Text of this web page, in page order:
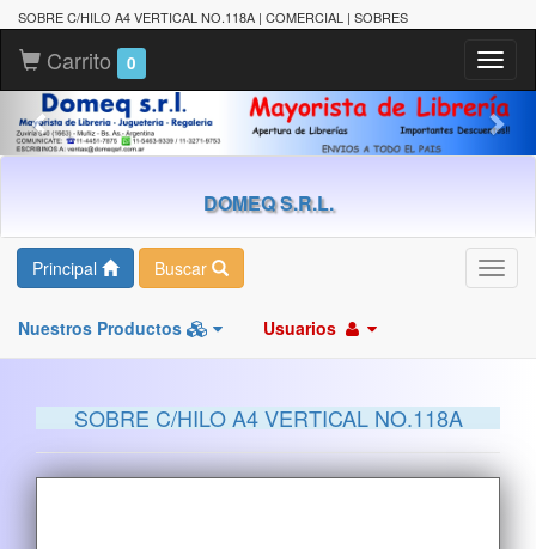
SOBRE C/HILO A4 VERTICAL NO.118A | COMERCIAL | SOBRES
Carrito 0
DOMEQ S.R.L.
Principal Buscar
Nuestros Productos Usuarios
SOBRE C/HILO A4 VERTICAL NO.118A